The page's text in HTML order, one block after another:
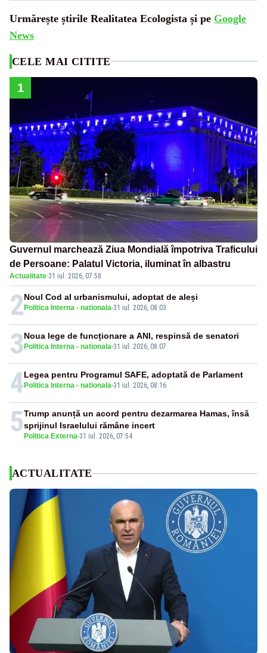
Urmărește știrile Realitatea Ecologista și pe Google
News
CELE MAI CITITE
1
Guvernul marchează Ziua Mondială împotriva Traficului
de Persoane: Palatul Victoria, iluminat în albastru
Actualitate·31 iul. 2026, 07:58
2 Politica Interna - nationala-31 iul. 2026, 08:03
Noul Cod al urbanismului, adoptat de aleși
3 Politica Interna - nationala-31 iul. 2026, 08:07
Noua lege de funcționare a ANI, respinsă de senatori
4 Politica Interna - nationala-31 iul. 2026, 08:16
Legea pentru Programul SAFE, adoptată de Parlament
5 Politica Externa-31 iul. 2026, 07:54
Trump anunță un acord pentru dezarmarea Hamas, însă
sprijinul Israelului rămâne incert
ACTUALITATE